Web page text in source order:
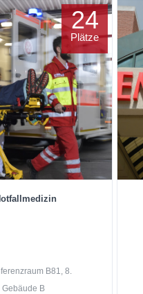
B81, 8.
Gebäude B
24
Plätze